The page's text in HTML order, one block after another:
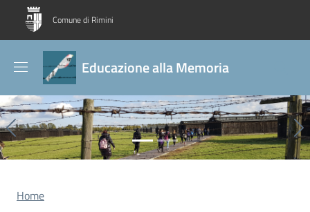
Salta al contenuto principale
Skip to footer content
Comune di Rimini
Educazione alla Memoria
Previous
Briciole di pane
Home